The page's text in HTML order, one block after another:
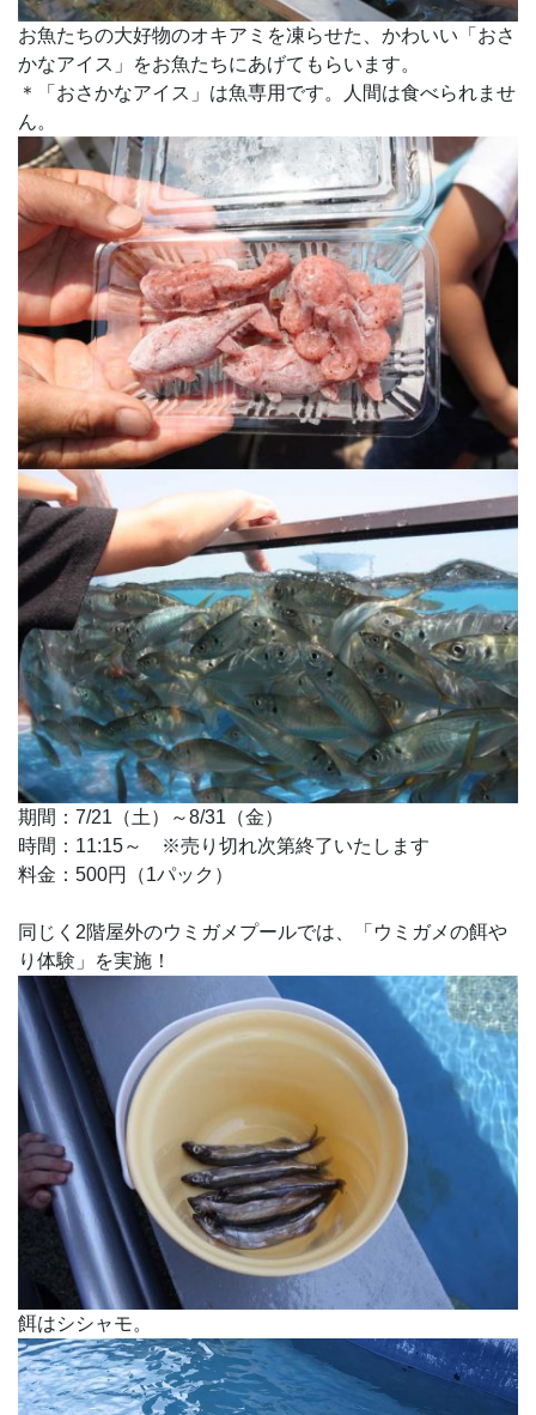
お魚たちの大好物のオキアミを凍らせた、かわいい「おさ
かなアイス」をお魚たちにあげてもらいます。
＊「おさかなアイス」は魚専用です。人間は食べられませ
ん。
期間：7/21（土）～8/31（金）
時間：11:15～ ※売り切れ次第終了いたします
料金：500円（1パック）
同じく2階屋外のウミガメプールでは、「ウミガメの餌や
り体験」を実施！
餌はシシャモ。